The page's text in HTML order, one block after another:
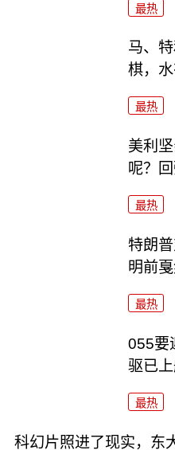
最热
马、
棋，水
最热
美利
呢？
最热
特朗
明前戛
最热
055要
驱已上
最热
科幻片照进了现实，东